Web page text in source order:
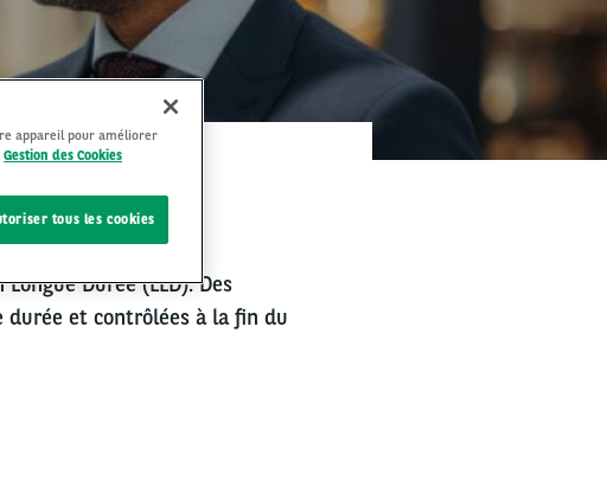
DE QUALITÉ ?
Durée (LLD). Des
et contrôlées à la fin du
appareil pour améliorer
Gestion des Cookies
tous les cookies